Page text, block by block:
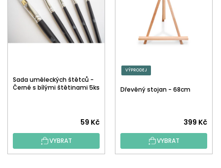
Sada uměleckých štětců -
Černé s bílými štětinami 5ks
59 Kč
VYBRAT
VÝPRODEJ
Dřevěný stojan - 68cm
399 Kč
VYBRAT